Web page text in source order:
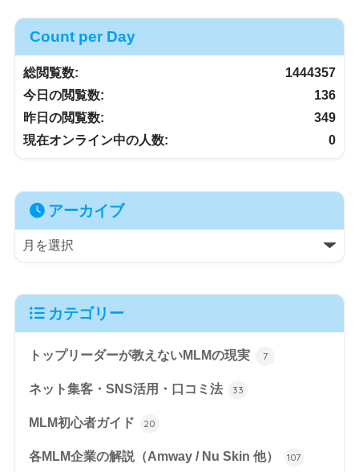
Count per Day
1444357
総閲覧数:
136
今日の閲覧数:
349
昨日の閲覧数:
0
現在オンライン中の人数:
アーカイブ
カテゴリー
トップリーダーが教えないMLMの現実 7
ネット集客・SNS活用・口コミ法 33
MLM初心者ガイド 20
各MLM企業の解説（Amway / Nu Skin 他） 107